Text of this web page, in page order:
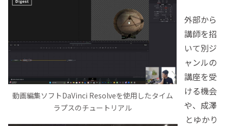
動画編集ソフトDaVinci Resolveを使用したタイム
ラプスのチュートリアル
外部から
講師を招
いて別ジ
ャンルの
講座を受
ける機会
や、成澤
とゆかり